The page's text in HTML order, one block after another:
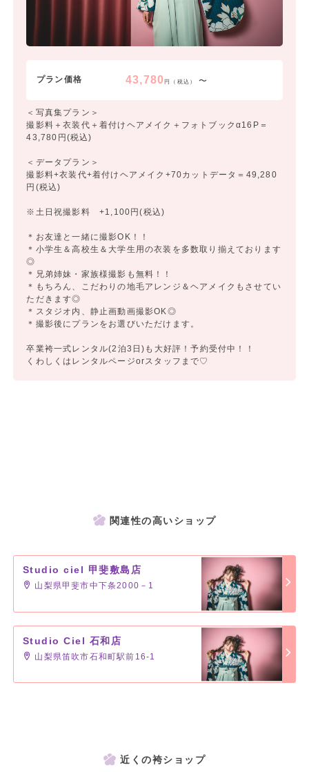
プラン価格 43,780円（税込） 〜
＜写真集プラン＞
撮影料＋衣装代＋着付けヘアメイク＋フォトブックα16P＝
43,780円(税込)
＜データプラン＞
撮影料+衣装代+着付けヘアメイク+70カットデータ＝49,280
円(税込)
※土日祝撮影料 +1,100円(税込)
＊お友達と一緒に撮影OK！！
＊小学生＆高校生＆大学生用の衣装を多数取り揃えております
◎
＊兄弟姉妹・家族様撮影も無料！！
＊もちろん、こだわりの地毛アレンジ＆ヘアメイクもさせてい
ただきます◎
＊スタジオ内、静止画動画撮影OK◎
＊撮影後にプランをお選びいただけます。
卒業袴一式レンタル(2泊3日)も大好評！予約受付中！！
くわしくはレンタルページorスタッフまで♡
関連性の高いショップ
Studio ciel 甲斐敷島店
山梨県甲斐市中下条2000－1
Studio Ciel 石和店
山梨県笛吹市石和町駅前16-1
近くの袴ショップ